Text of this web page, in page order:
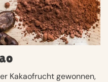
Kakaofrucht gewonnen,